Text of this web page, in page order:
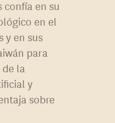
confía en su
en el
y en sus
para
la
y
sobre